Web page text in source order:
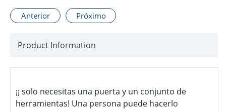
Anterior Próximo
Product Information
¡¡ solo necesitas una puerta y un conjunto de
herramientas! Una persona puede hacerlo